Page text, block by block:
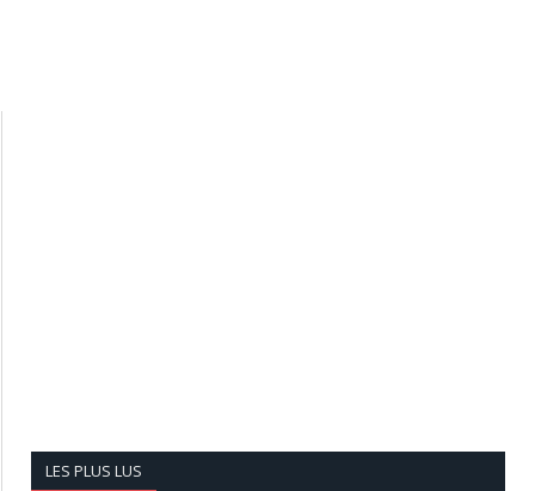
LES PLUS LUS